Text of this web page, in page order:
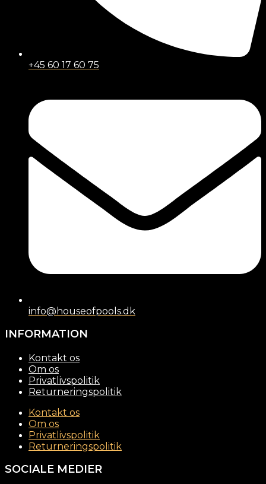
+45 60 17 60 75
info@houseofpools.dk
INFORMATION
Kontakt os
Om os
Privatlivspolitik
Returneringspolitik
Kontakt os
Om os
Privatlivspolitik
Returneringspolitik
SOCIALE MEDIER